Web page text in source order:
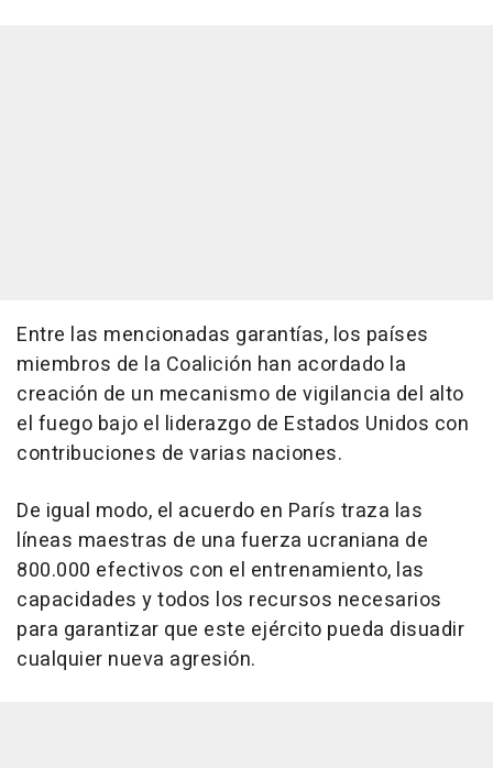
Entre las mencionadas garantías, los países
miembros de la Coalición han acordado la
creación de un mecanismo de vigilancia del alto
el fuego bajo el liderazgo de Estados Unidos con
contribuciones de varias naciones.
De igual modo, el acuerdo en París traza las
líneas maestras de una fuerza ucraniana de
800.000 efectivos con el entrenamiento, las
capacidades y todos los recursos necesarios
para garantizar que este ejército pueda disuadir
cualquier nueva agresión.